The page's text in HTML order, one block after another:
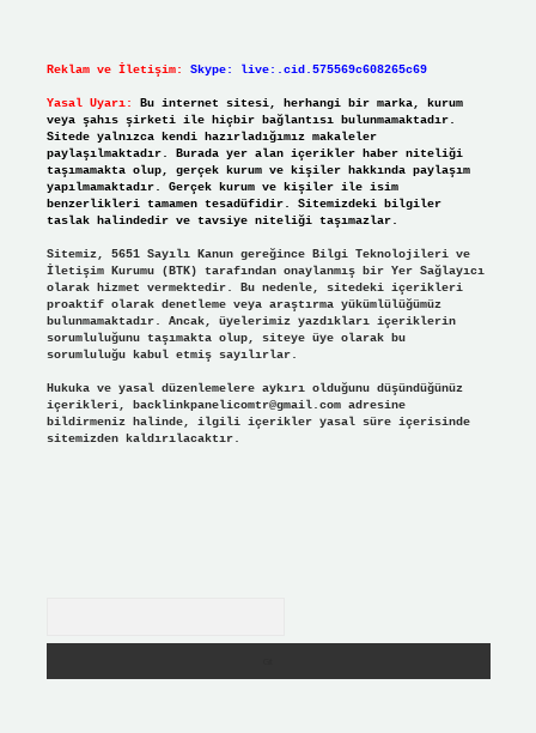
Reklam ve İletişim: Skype: live:.cid.575569c608265c69
Yasal Uyarı:
Bu internet sitesi, herhangi bir marka, kurum
veya şahıs şirketi ile hiçbir bağlantısı bulunmamaktadır.
Sitede yalnızca kendi hazırladığımız makaleler
paylaşılmaktadır. Burada yer alan içerikler haber niteliği
taşımamakta olup, gerçek kurum ve kişiler hakkında paylaşım
yapılmamaktadır. Gerçek kurum ve kişiler ile isim
benzerlikleri tamamen tesadüfidir. Sitemizdeki bilgiler
taslak halindedir ve tavsiye niteliği taşımazlar.
Sitemiz, 5651 Sayılı Kanun gereğince Bilgi Teknolojileri ve
İletişim Kurumu (BTK) tarafından onaylanmış bir Yer Sağlayıcı
olarak hizmet vermektedir. Bu nedenle, sitedeki içerikleri
proaktif olarak denetleme veya araştırma yükümlülüğümüz
bulunmamaktadır. Ancak, üyelerimiz yazdıkları içeriklerin
sorumluluğunu taşımakta olup, siteye üye olarak bu
sorumluluğu kabul etmiş sayılırlar.
Hukuka ve yasal düzenlemelere aykırı olduğunu düşündüğünüz
içerikleri, backlinkpanelicomtr@gmail.comadresine
bildirmeniz halinde, ilgili içerikler yasal süre içerisinde
sitemizden kaldırılacaktır.